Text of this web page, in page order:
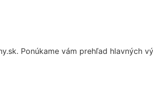
Ponúkame vám prehľad hlavných